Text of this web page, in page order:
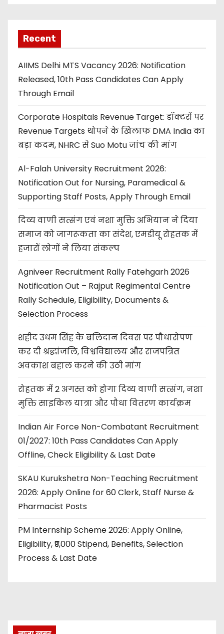
Recent
AIIMS Delhi MTS Vacancy 2026: Notification
Released, 10th Pass Candidates Can Apply
Through Email
Corporate Hospitals Revenue Target: डॉक्टरों पर
Revenue Targets थोपने के खिलाफ DMA India का
बड़ा कदम, NHRC से Suo Motu जांच की मांग
Al-Falah University Recruitment 2026:
Notification Out for Nursing, Paramedical &
Supporting Staff Posts, Apply Through Email
दिव्य वाणी सत्संग एवं नशा मुक्ति अभियान ने दिया
समाज को जागरूकता का संदेश, एमडीयू रोहतक में
हजारों लोगों ने लिया संकल्प
Agniveer Recruitment Rally Fatehgarh 2026
Notification Out – Rajput Regimental Centre
Rally Schedule, Eligibility, Documents &
Selection Process
शहीद उधम सिंह के बलिदान दिवस पर पौधारोपण
कर दी श्रद्धांजलि, विश्वविद्यालय और राजपत्रित
अवकाश बहाल करने की उठी मांग
रोहतक में 2 अगस्त को होगा दिव्य वाणी सत्संग, नशा
मुक्ति साइकिल यात्रा और पौधा वितरण कार्यक्रम
Indian Air Force Non-Combatant Recruitment
01/2027: 10th Pass Candidates Can Apply
Offline, Check Eligibility & Last Date
SKAU Kurukshetra Non-Teaching Recruitment
2026: Apply Online for 60 Clerk, Staff Nurse &
Pharmacist Posts
PM Internship Scheme 2026: Apply Online,
Eligibility, ₹9,000 Stipend, Benefits, Selection
Process & Last Date